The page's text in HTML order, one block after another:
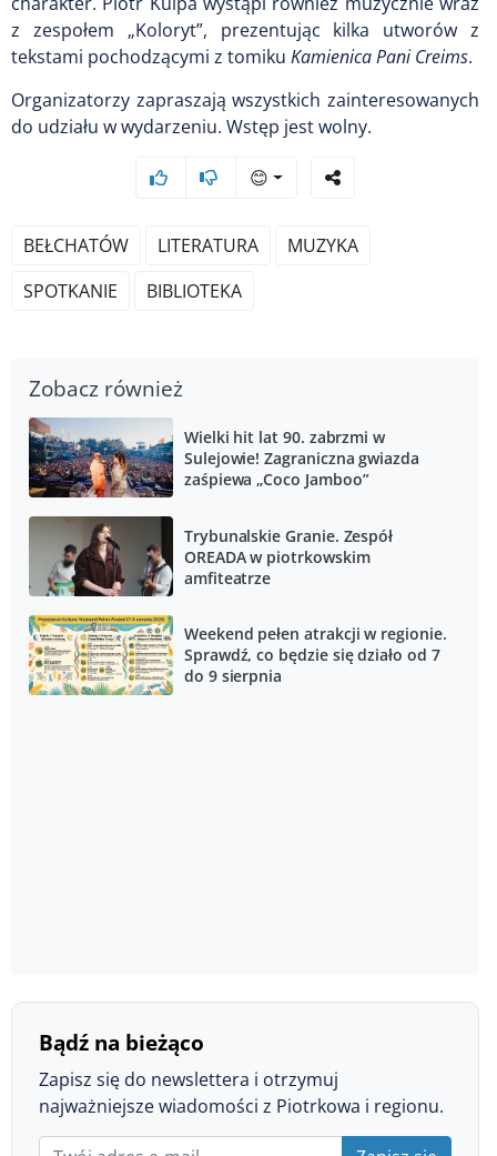
z zespołem „Koloryt”, prezentując kilka utworów z
tekstami pochodzącymi z tomiku Kamienica Pani Creims.
Organizatorzy zapraszają wszystkich zainteresowanych
do udziału w wydarzeniu. Wstęp jest wolny.
😊
BEŁCHATÓW LITERATURA
MUZYKA
SPOTKANIE
BIBLIOTEKA
Zobacz również
Wielki hit lat 90. zabrzmi w
Sulejowie! Zagraniczna gwiazda
zaśpiewa „Coco Jamboo”
Trybunalskie Granie. Zespół
OREADA w piotrkowskim
amfiteatrze
Weekend pełen atrakcji w regionie.
Sprawdź, co będzie się działo od 7
do 9 sierpnia
Bądź na bieżąco
Zapisz się do newslettera i otrzymuj
najważniejsze wiadomości z Piotrkowa i regionu.